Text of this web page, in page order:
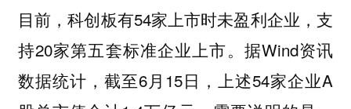
目前，科创板有54家上市时未盈利企业，支
持20家第五套标准企业上市。据Wind资讯
数据统计，截至6月15日，上述54家企业A